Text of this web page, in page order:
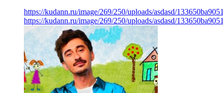
https://kudann.ru/image/269/250/uploads/asdasd/
https://kudann.ru/image/269/250/uploads/asdasd/